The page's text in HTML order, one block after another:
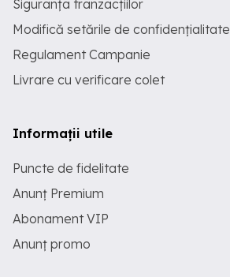
Siguranța tranzacțiilor
Modifică setările de confidențialitate
Regulament Campanie
Livrare cu verificare colet
Informații utile
Puncte de fidelitate
Anunț Premium
Abonament VIP
Anunț promo